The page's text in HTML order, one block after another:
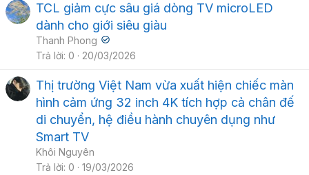
TCL giảm cực sâu giá dòng TV microLED
dành cho giới siêu giàu
Thanh Phong
Trả lời 0 20/03/2026
Thị trường Việt Nam vừa xuất hiện chiếc màn
hình cảm ứng 32 inch 4K tích hợp cả chân đế
di chuyển, hệ điều hành chuyên dụng như
Smart TV
Khôi Nguyên
Trả lời 0 19/03/2026